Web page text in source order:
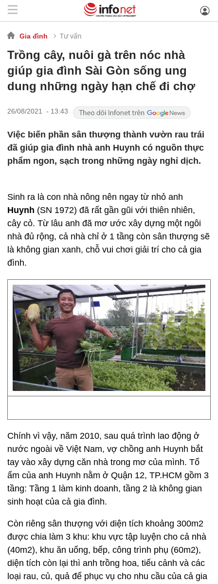
Gia đình Tư vấn
Trồng cây, nuôi gà trên nóc nhà
giúp gia đình Sài Gòn sống ung
dung những ngày hạn chế đi chợ
26/08/2021 - 13:43
Việc biến phần sân thượng thành vườn rau trái
đã giúp gia đình nhà anh Huynh có nguồn thực
phẩm ngon, sạch trong những ngày nghỉ dịch.
Sinh ra là con nhà nông nên ngay từ nhỏ anh
Huynh (SN 1972) đã rất gần gũi với thiên nhiên,
cây cỏ. Từ lâu anh đã mơ ước xây dựng một ngôi
nhà đủ rộng, cả nhà chỉ ở 1 tầng còn sân thượng sẽ
là không gian xanh, chỗ vui chơi giải trí cho cả gia
đình.
Chính vì vậy, năm 2010, sau quá trình lao động ở
nước ngoài về Việt Nam, vợ chồng anh Huynh bắt
tay vào xây dựng căn nhà trong mơ của mình. Tổ
ấm của anh Huynh nằm ở Quận 12, TP.HCM gồm 3
tầng: Tầng 1 làm kinh doanh, tầng 2 là không gian
sinh hoạt của cả gia đình.
Còn riêng sân thượng với diện tích khoảng 300m2
được chia làm 3 khu: khu vực tập luyện cho cả nhà
(40m2), khu ăn uống, bếp, công trình phụ (60m2),
diện tích còn lại thì anh trồng hoa, tiểu cảnh và các
loại rau, củ, quả để phục vụ cho nhu cầu của cả gia